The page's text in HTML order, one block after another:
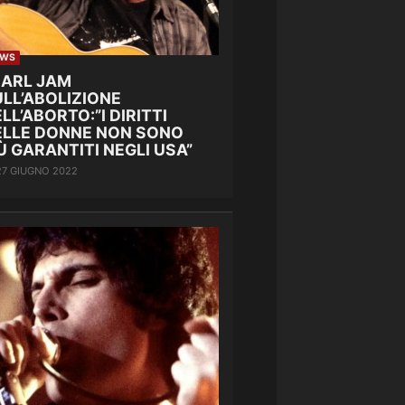
JAM
DIRITTI
DONNE NON SONO
GARANTITI NEGLI USA”
GIUGNO 2022